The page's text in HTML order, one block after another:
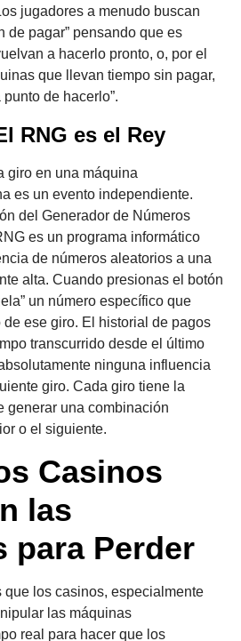
jugadores a menudo buscan
de pagar” pensando que es
a hacerlo pronto, o, por el
que llevan tiempo sin pagar,
de hacerlo”.
RNG es el Rey
giro en una máquina
es un evento independiente.
del Generador de Números
es un programa informático
de números aleatorios a una
alta. Cuando presionas el botón
un número específico que
ese giro. El historial de pagos
transcurrido desde el último
ninguna influencia
giro. Cada giro tiene la
generar una combinación
o el siguiente.
Casinos
las
para Perder
que los casinos, especialmente
las máquinas
real para hacer que los